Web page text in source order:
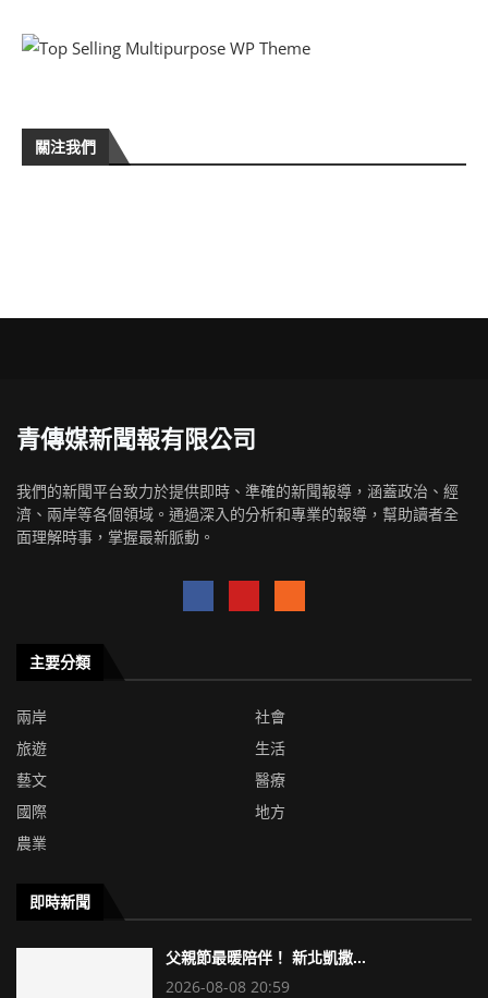
關注我們
青傳媒新聞報有限公司
我們的新聞平台致力於提供即時、準確的新聞報導，涵蓋政治、經
濟、兩岸等各個領域。通過深入的分析和專業的報導，幫助讀者全
面理解時事，掌握最新脈動。
主要分類
兩岸
社會
旅遊
生活
藝文
醫療
國際
地方
農業
即時新聞
父親節最暖陪伴！ 新北凱撒...
2026-08-08 20:59